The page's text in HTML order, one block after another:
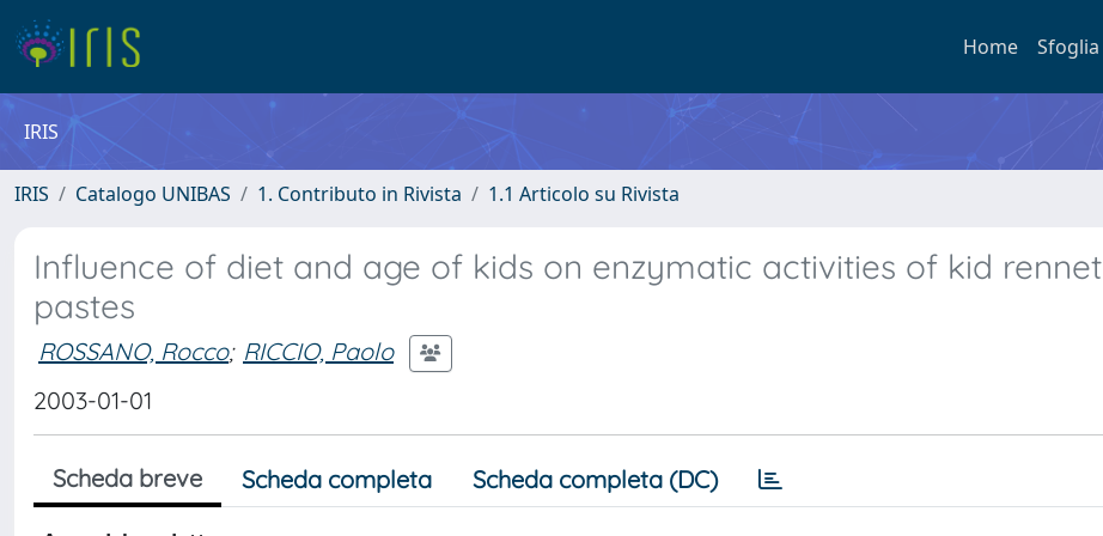
Home Sfoglia
IRIS
IRIS Catalogo UNIBAS 1. Contributo in Rivista 1.1 Articolo su Rivista
Influence of diet and age of kids on enzymatic activities of kid rennet
pastes
ROSSANO, Rocco; RICCIO, Paolo
2003-01-01
Scheda breve Scheda completa Scheda completa (DC)